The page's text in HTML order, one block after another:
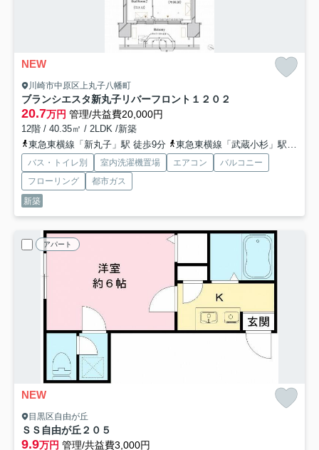
NEW
川崎市中原区上丸子八幡町
ブランシエスタ新丸子リバーフロント １２０２
20.7万円 管理/共益費20,000円
12階 / 40.35㎡ / 2LDK /新築
東急東横線「新丸子」駅 徒歩9分
東急東横線「武蔵小杉」駅 徒歩15分
バス・トイレ別 室内洗濯機置場 エアコン
バルコニー
フローリング
都市ガス
新築
アパート
NEW
目黒区自由が丘
ＳＳ自由が丘２０５
9.9万円 管理/共益費3,000円